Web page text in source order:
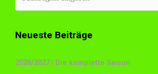
Neueste Beiträge
2026/2027 | Die komplette Saison